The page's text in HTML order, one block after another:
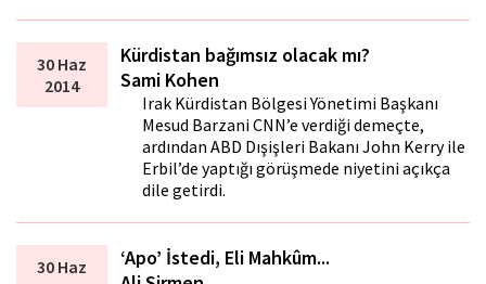
30 Haz
2014
Kürdistan bağımsız olacak mı?
Sami Kohen
Irak Kürdistan Bölgesi Yönetimi Başkanı
Mesud Barzani CNN’e verdiği demeçte,
ardından ABD Dışişleri Bakanı John Kerry ile
Erbil’de yaptığı görüşmede niyetini açıkça
dile getirdi.
30 Haz
‘Apo’ İstedi, Eli Mahkûm...